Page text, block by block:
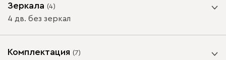
Белая шагрень Дуб
Цвет корпуса
ВАЖНО! При глубине шкафа-купе менее 60 см /
распашного шкафа менее 50 см, устанавливается
Зеркала (4)
4 дв. без зеркал
Комплектация (7)